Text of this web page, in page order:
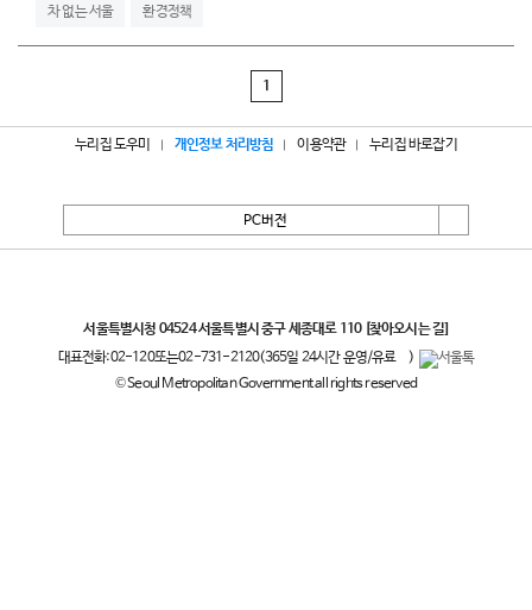
차 없는 서울 환경정책
1
누리집 도우미 개인정보 처리방침 이용약관 누리집 바로잡기
PC버전
서울특별시청 04524 서울특별시 중구 세종대로 110 [찾아오시는 길]
대표전화:02-120또는02-731-2120(365일 24시간 운영/유료
)
© Seoul Metropolitan Government all rights reserved